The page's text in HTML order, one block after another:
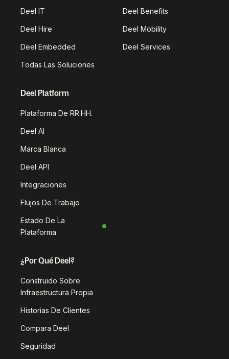
Deel IT Deel Benefits
Deel Hire Deel Mobility
Deel Embedded Deel Services
Todas Las Soluciones
Deel Platform
Plataforma De RR.HH.
Deel AI
Marca Blanca
Deel API
Integraciones
Flujos De Trabajo
Estado De La
Plataforma
¿Por Qué Deel?
Construido Sobre
Infraestructura Propia
Historias De Clientes
Compara Deel
Seguridad